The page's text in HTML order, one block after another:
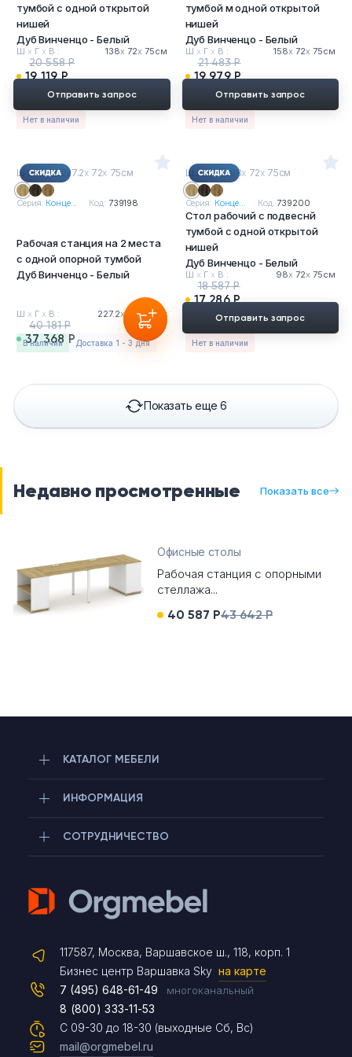
тумбой с одной открытой
нишей
Дуб Винченцо - Белый
Ш х Г х В : 138х72х75см
19 119 Р
20 558 Р
Нет в наличии
Отправить запрос
тумбой м одной открытой
нишей
Дуб Винченцо - Белый
Ш х Г х В : 158х 72х 75см
19 979 Р
21 483 Р
Нет в наличии
Отправить запрос
Ш хГхВ : 227.2х 72х 75см
Серия: Конце... Код: 739198
Рабочая станция на 2 места
с одной опорной тумбой
Дуб Винченцо - Белый
Ш х Г х В : 227.2х72х75см
37 368 Р
40 181 Р
в наличии Доставка 1 - 3 дня
Ш хГхВ : 98х 72х 75см
Серия: Конце... Код: 739200
Стол рабочий с подвеснй
тумбой с одной открытой
нишей
Дуб Винченцо - Белый
Ш х Г х В : 98х 72х 75см
17 286 Р
18 587 Р
Нет в наличии
Отправить запрос
Показать еще 6
Недавно просмотренные Показать все
Офисные столы
Рабочая станция с опорными
стеллажа...
40 587 Р43 642 Р
КАТАЛОГ МЕБЕЛИ
ИНФОРМАЦИЯ
СОТРУДНИЧЕСТВО
117587, Москва, Варшавское ш., 118, корп. 1
Бизнес центр Варшавка Sky на карте
С 09-30 до 18-30 (выходные Сб, Вс)
7 (495) 648-61-49 многоканальный
8 (800) 333-11-53
mail@orgmebel.ru
Telegram
Max
Чат на сайте